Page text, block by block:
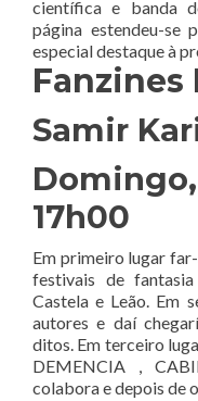
científica e banda
página estendeu-se
especial destaque à
Fanzines
Samir
Domingo,
17h00
Em primeiro lugar
festivais de
Castela e Leão. Em
autores e daí
ditos. Em terceiro
DEMENCIA ,
colabora e depois de